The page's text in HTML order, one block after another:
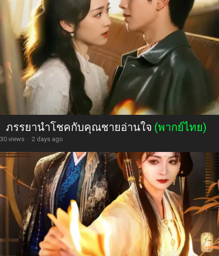
ภรรยานำโชคกับคุณชายอ่านใจ (พากย์ไทย)
30 views · 2 days ago